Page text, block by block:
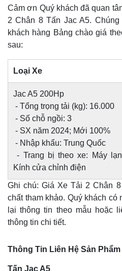
Cảm ơn Quý khách đã quan
2 Chân 8 Tấn Jac A5.
khách hàng Bảng chào giá
sau:
Loại Xe
Jac A5 200Hp
- Tổng trọng tải (kg): 16.000
- Số chỗ ngồi: 3
- SX năm 2024; Mới 100%
- Nhập khẩu: Trung Quốc
- Trang bị theo xe: Máy
Kính cửa chỉnh điện
Ghi chú: Giá Xe Tải 2 Chân
chất tham khảo. Quý khách có
lại thông tin theo mẫu hoặc
thông tin chi tiết.
Thông Tin Liên Hệ Sản
Tấn Jac A5